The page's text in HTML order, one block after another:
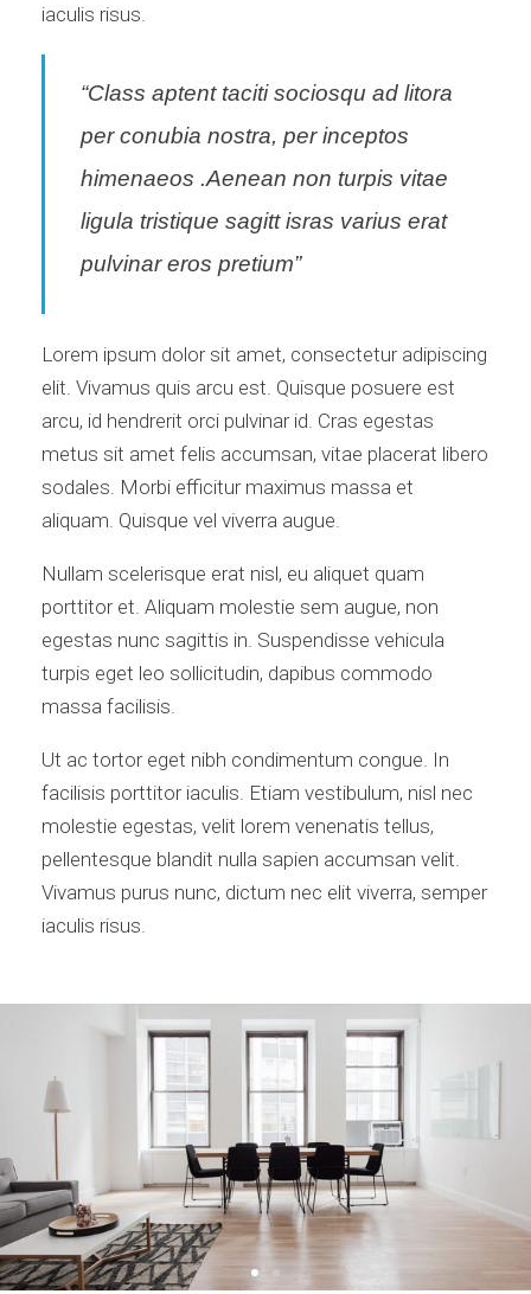
iaculis risus.
“Class aptent taciti sociosqu ad litora
per conubia nostra, per inceptos
himenaeos .Aenean non turpis vitae
ligula tristique sagitt isras varius erat
pulvinar eros pretium”
Lorem ipsum dolor sit amet, consectetur adipiscing
elit. Vivamus quis arcu est. Quisque posuere est
arcu, id hendrerit orci pulvinar id. Cras egestas
metus sit amet felis accumsan, vitae placerat libero
sodales. Morbi efficitur maximus massa et
aliquam. Quisque vel viverra augue.
Nullam scelerisque erat nisl, eu aliquet quam
porttitor et. Aliquam molestie sem augue, non
egestas nunc sagittis in. Suspendisse vehicula
turpis eget leo sollicitudin, dapibus commodo
massa facilisis.
Ut ac tortor eget nibh condimentum congue. In
facilisis porttitor iaculis. Etiam vestibulum, nisl nec
molestie egestas, velit lorem venenatis tellus,
pellentesque blandit nulla sapien accumsan velit.
Vivamus purus nunc, dictum nec elit viverra, semper
iaculis risus.